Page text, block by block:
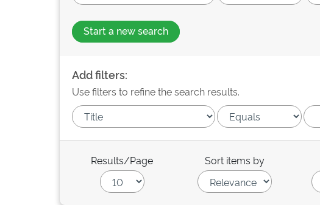
Start a new search
Add filters:
Use filters to refine the search results.
Results/Page Sort items by